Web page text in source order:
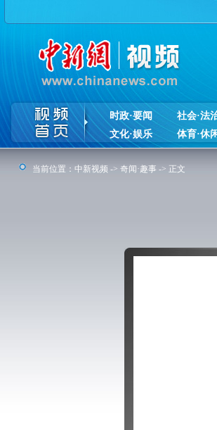
时政·要闻 社会·法
文化·娱乐
体育·休
当前位置： 中新视频 -> 奇闻·趣事 -> 正文